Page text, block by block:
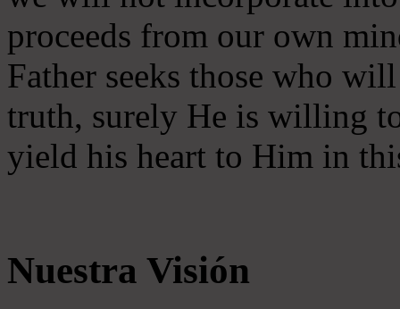
proceeds from our own
Father seeks those who
truth, surely He is willing
yield his heart to Him in
Nuestra Visión